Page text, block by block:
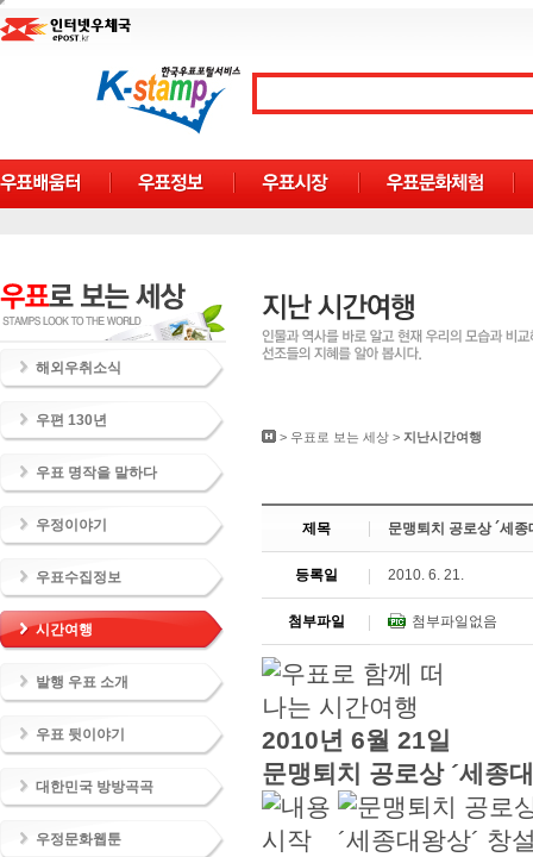
해외우취소식
우편 130년
우표 명작을 말하다
우정이야기
우표수집정보
시간여행
발행 우표 소개
우표 뒷이야기
대한민국 방방곡곡
우정문화웹툰
> 우표로 보는 세상 > 지난시간여행
제목 문맹퇴치 공로상 ´세
등록일 2010. 6. 21.
첨부파일 첨부파일없음
2010년 6월 21일
문맹퇴치 공로상 ´세종